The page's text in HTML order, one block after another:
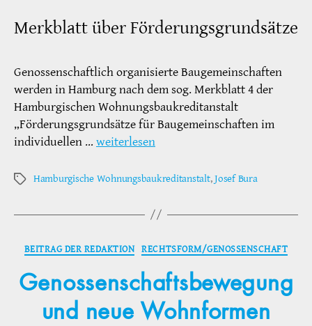
Merkblatt über Förderungsgrundsätze
Genossenschaftlich organisierte Baugemeinschaften
werden in Hamburg nach dem sog. Merkblatt 4 der
Hamburgischen Wohnungsbaukreditanstalt
„Förderungsgrundsätze für Baugemeinschaften im
individuellen … weiterlesen
Schlagwörter
Hamburgische Wohnungsbaukreditanstalt,Josef Bura
Kategorien
BEITRAG DER REDAKTION RECHTSFORM/GENOSSENSCHAFT
Genossenschaftsbewegung
und neue Wohnformen